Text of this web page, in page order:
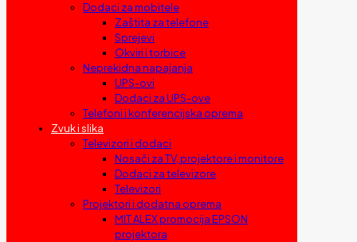
Dodaci za mobitele
Zaštita za telefone
Sprejevi
Okviri i torbice
Neprekidna napajanja
UPS-ovi
Dodaci za UPS-ove
Telefoni i konferencijska oprema
Zvuk i slika
Televizori i dodaci
Nosači za TV, projektore i monitore
Dodaci za televizore
Televizori
Projektori i dodatna oprema
MIT ALEX promocija EPSON
projektora